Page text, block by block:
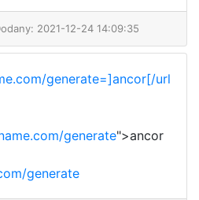
2021-12-24 14:09:35
generate=]ancor[/url
generate">ancor
generate